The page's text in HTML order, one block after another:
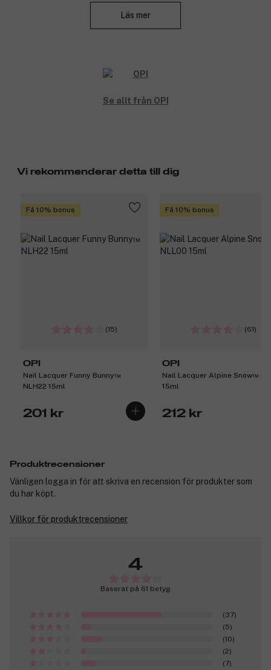
tillbehör som du behöver för att hålla naglarna i toppskick.
Läs mer
Se allt från OPI
Vi rekommenderar detta till dig
Få 10% bonus
(15)
OPI
Nail Lacquer Funny Bunny™
NLH22 15ml
201 kr
Få 10% bonus
(61)
OPI
Nail Lacquer Alpine Snow™
15ml
212 kr
Produktrecensioner
Vänligen logga in för att skriva en recension för produkter som
du har köpt.
Villkor för produktrecensioner
4
Baserat på 61 betyg
(37)
(5)
(10)
(2)
(7)